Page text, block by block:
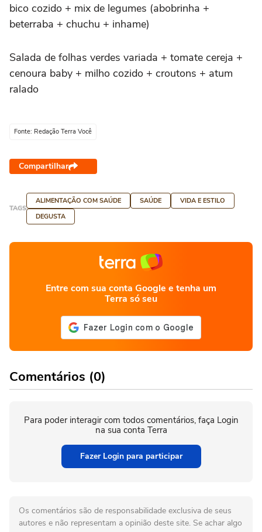
bico cozido + mix de legumes (abobrinha +
beterraba + chuchu + inhame)
Salada de folhas verdes variada + tomate cereja +
cenoura baby + milho cozido + croutons + atum
ralado
Fonte: Redação Terra Você
Compartilhar
TAGS
ALIMENTAÇÃO COM SAÚDE SAÚDE
VIDA E ESTILO
DEGUSTA
Entre com sua conta Google e tenha um
Terra só seu
Comentários (0)
Para poder interagir com todos comentários, faça Login
na sua conta Terra
Fazer Login para participar
Os comentários são de responsabilidade exclusiva de seus
autores e não representam a opinião deste site. Se achar algo